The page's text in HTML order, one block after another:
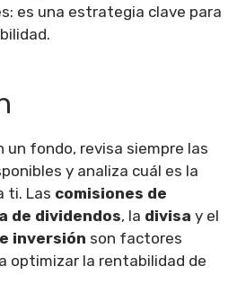
es una estrategia clave para
un fondo, revisa siempre las
y analiza cuál es la
ti. Las comisiones de
de dividendos, la divisa y el
inversión son factores
optimizar la rentabilidad de